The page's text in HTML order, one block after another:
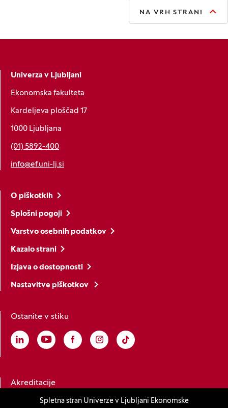
Spletna stran Univerze v Ljubljani Ekonomske
NA VRH STRANI
Univerza v Ljubljani
Ekonomska fakulteta
Kardeljeva ploščad 17
1000 Ljubljana
(01) 5892-400
info@ef.uni-lj.si
O piškotkih
Splošni pogoji
Varstvo osebnih podatkov
Kazalo strani
Izjava o dostopnosti
Nastavitve piškotkov
Ostanite v stiku
Linkedin
(Odpre se v novem oknu)
Youtube
(Odpre se v novem oknu)
Facebook
(Odpre se v novem oknu)
Instagram
(Odpre se v novem oknu)
TikTok
(Odpre se v novem oknu)
Akreditacije